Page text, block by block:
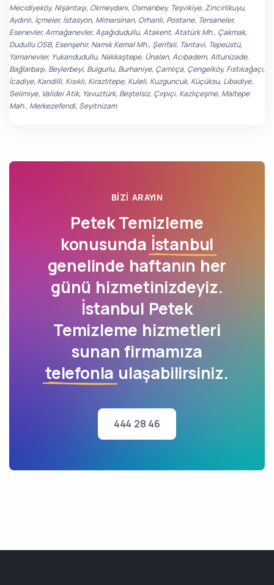
Mecidiyeköy, Nişantaşı, Okmeydanı, Osmanbey, Teşvikiye, Zincirlikuyu,
Aydınlı, İçmeler, İstasyon, Mimarsinan, Orhanlı, Postane, Tersaneler,
Esenevler, Armağanevler, Aşağıdudullu, Atakent, Atatürk Mh., Çakmak,
Dudullu OSB, Esenşehir, Namık Kemal Mh., Şerifali, Tantavi, Tepeüstü,
Yamanevler, Yukarıdudullu, Nakkaştepe, Ünalan, Acıbadem, Altunizade,
Bağlarbaşı, Beylerbeyi, Bulgurlu, Burhaniye, Çamlıça, Çengelköy, Fıstıkağaçı,
İcadiye, Kandilli, Kısıklı, Kirazlıtepe, Kuleli, Kuzguncuk, Küçüksu, Libadiye,
Selimiye, Validei Atik, Yavuztürk, Beştelsiz, Çırpıçı, Kazlıçeşme, Maltepe
Mah., Merkezefendi, Seyitnizam
BIZI ARAYIN
Petek Temizleme
konusunda İstanbul
genelinde haftanın her
günü hizmetinizdeyiz.
İstanbul Petek
Temizleme hizmetleri
sunan firmamıza
telefonla ulaşabilirsiniz.
444 28 46